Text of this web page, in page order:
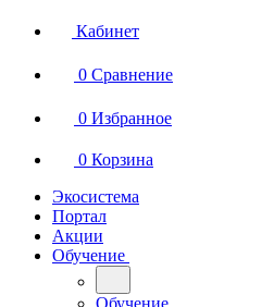
Кабинет
0 Сравнение
0 Избранное
0 Корзина
Экосистема
Портал
Акции
Обучение
Обучение